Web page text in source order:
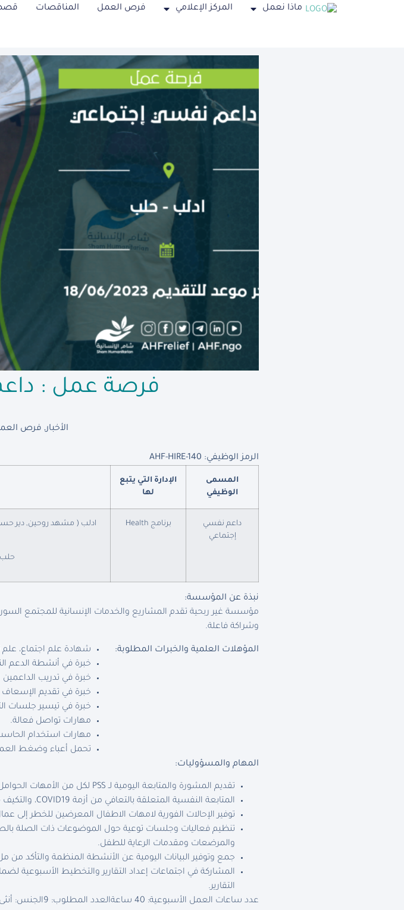
ماذا نعمل المركز الإعلامي فرص العمل المناقصات
فرصة عمل :
الأخبار, فرص
الرمز الوظيفي: AHF-HIRE-140
المسمى
الوظيفي
الإدارة التي يتبع
لها
داعم نفسي
إجتماعي
برنامج Health
ادلب ( مشهد روحين, دير
حلب
نبذة عن المؤسسة:
مؤسسة غير ربحية تقدم المشاريع والخدمات الإنسانية للمجتمع
وشراكة فاعلة.
المؤهلات العلمية والخبرات المطلوبة:
شهادة علم اجتماع،
خبرة في أنشطة الدعم
خبرة في تدريب الداعمين
خبرة في تقديم الإسعاف
خبرة في تيسير جلسات
مهارات تواصل فعالة.
مهارات استخدام
تحمل أعباء وضغط
المهام والمسؤوليات:
تقديم المشورة والمتابعة اليومية لـ PSS لكل من الأمهات الحوامل والمرضعات ومقدمات الرعاية للأطفال.
المتابعة النفسية المتعلقة بالتعافي من أزمة COVID19، والتكيف مع الحياة.
توفير الإحالات الفورية لامهات الاطفال المعرضين للخطر إلى
تنظيم فعاليات وجلسات توعية حول الموضوعات ذات الصلة
والمرضعات ومقدمات الرعاية للطفل.
جمع وتوفير البيانات اليومية عن الأنشطة المنظمة والتأكد من
التقارير.
عدد ساعات العمل الأسبوعية: 40 ساعة
العدد المطلوب: 9 الجنس: أنثى